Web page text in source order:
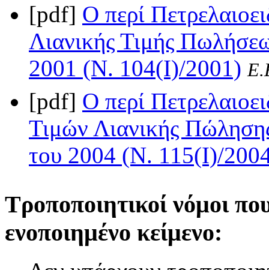
[pdf] Ο περί
Λιανικής Τιμής
2001 (Ν. 104(I)/2001)
[pdf] Ο περί
Τιμών Λιανικής
του 2004 (Ν. 115(I)/
Τροποποιητικοί νόμοι
ενοποιημένο κείμενο: